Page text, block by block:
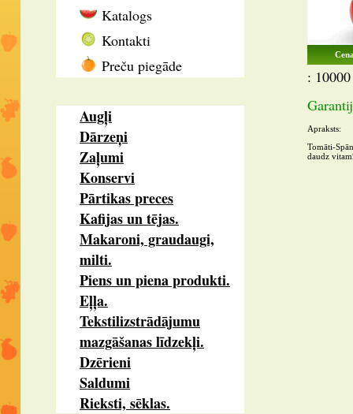
Katalogs
Kontakti
Preču piegāde
Augļi
Dārzeņi
Zaļumi
Konservi
Pārtikas preces
Kafijas un tējas.
Makaroni, graudaugi,
milti.
Piens un piena produkti.
Eļļa.
Tekstilizstrādājumu
mazgāšanas līdzekļi.
Dzērieni
Saldumi
Rieksti, sēklas.
:
Apraksts:
Tomāti-
daudz